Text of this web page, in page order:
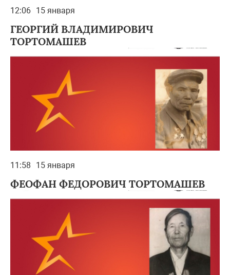
12:06 15 января
ГЕОРГИЙ ВЛАДИМИРОВИЧ
ТОРТОМАШЕВ
11:58 15 января
ФЕОФАН ФЕДОРОВИЧ ТОРТОМАШЕВ